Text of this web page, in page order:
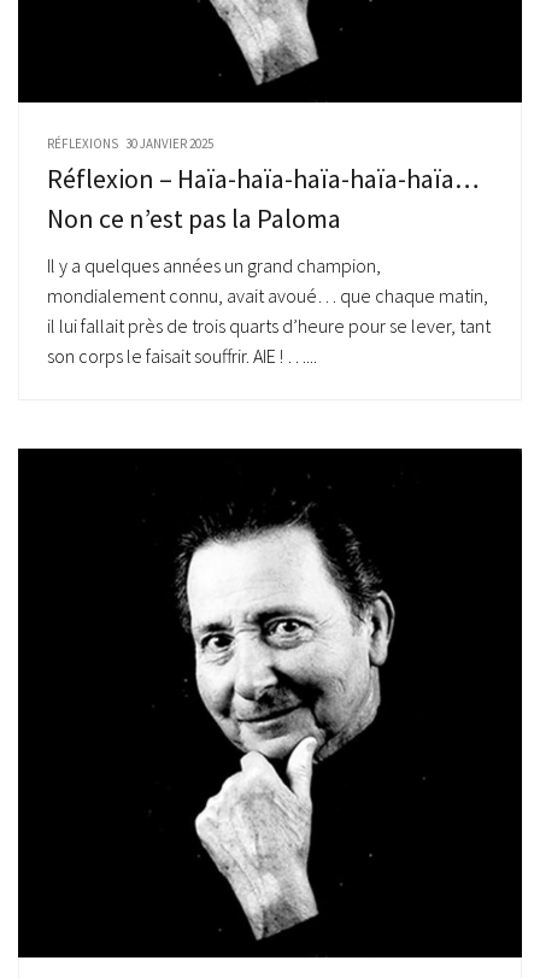
RÉFLEXIONS 30 JANVIER 2025
Réflexion – Haïa-haïa-haïa-haïa-haïa…
Non ce n’est pas la Paloma
Il y a quelques années un grand champion,
mondialement connu, avait avoué… que chaque matin,
il lui fallait près de trois quarts d’heure pour se lever, tant
son corps le faisait souffrir. AIE ! …...